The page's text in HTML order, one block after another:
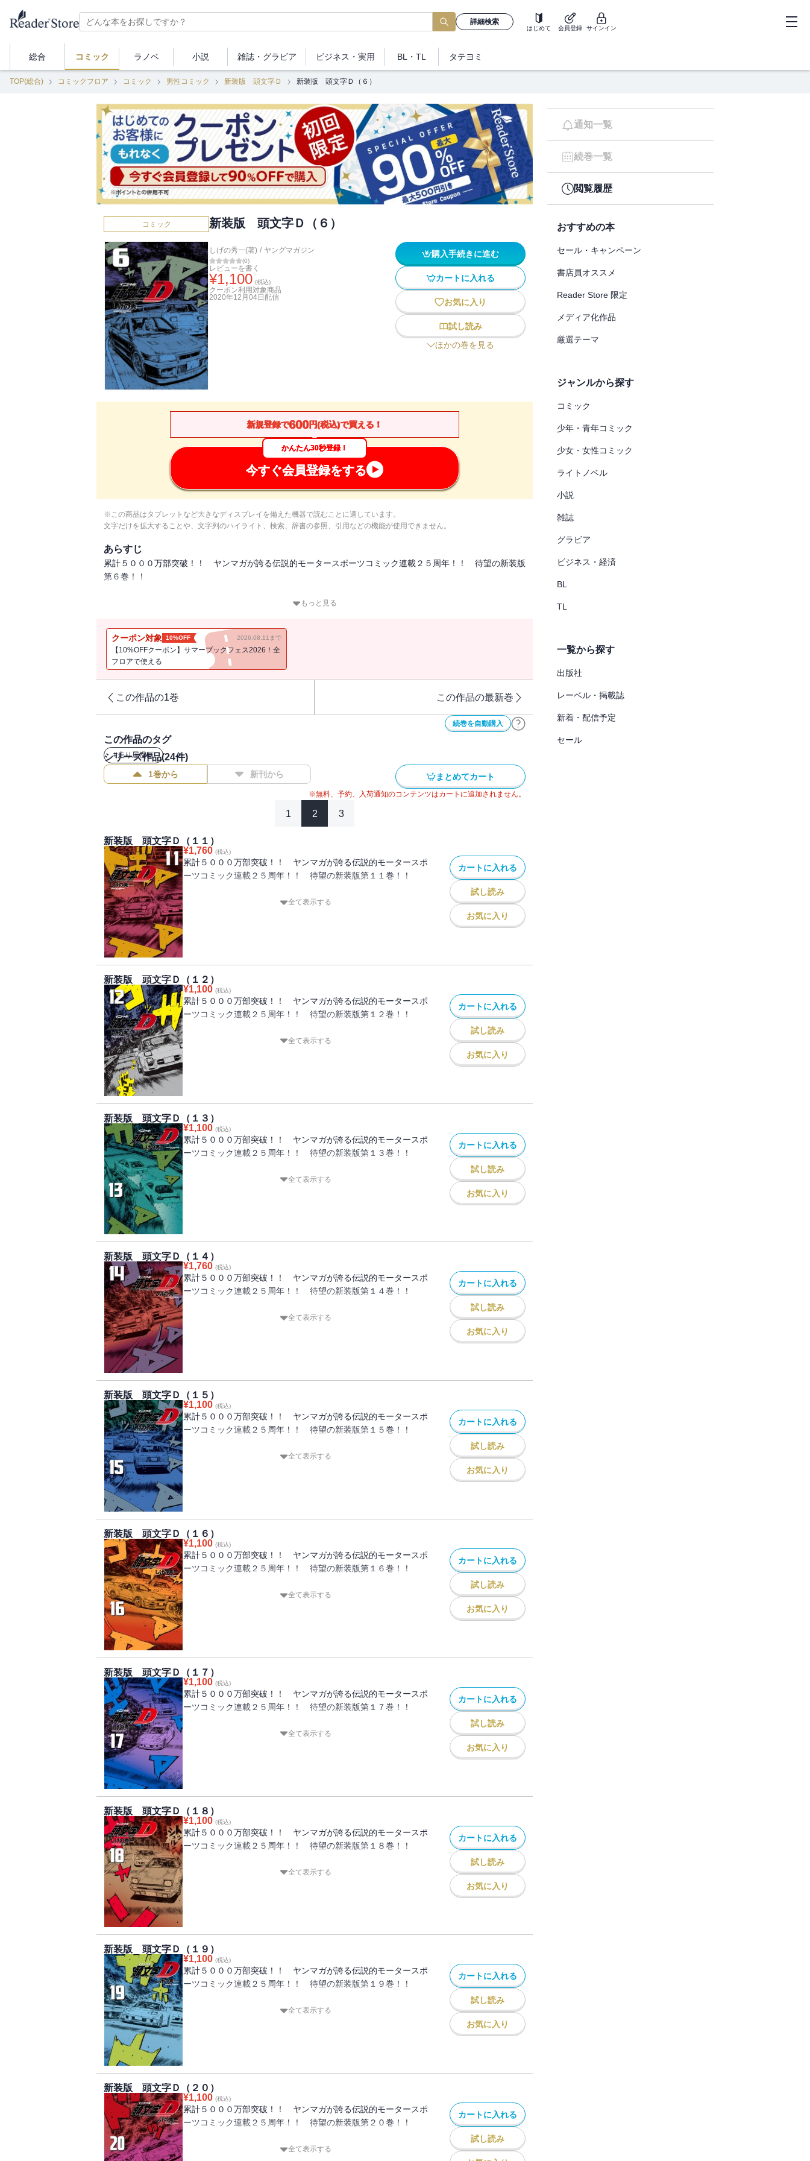
詳細検索
はじめて 会員登録 サインイン
総合 コミック ラノベ 小説 雑誌・ グラビア ビジネス ・実用 BL・TL タテヨミ
TOP(総合) コミックフロア コミック 男性コミック 新装版 頭文字Ｄ 新装版 頭文字Ｄ（６）
コミック 新装版 頭文字Ｄ（６）
しげの秀一(著) / ヤングマガジン
(0)
レビューを書く
¥1,100 (税込)
クーポン利用対象商品
2020年12月04日 配信
購入手続きに進む
カートに入れる
お気に入り
試し読み
ほかの巻を見る
新規登録で600円(税込)で買える！
かんたん30秒登録！
今すぐ会員登録をする
※この商品はタブレットなど大きなディスプレイを備えた機器で読むことに適しています。
文字だけを拡大することや、文字列のハイライト、検索、辞書の参照、引用などの機能が使用できません。
あらすじ
累計５０００万部突破！！ ヤンマガが誇る伝説的モータースポーツコミック連載２５周年！！ 待望の新装版
第６巻！！
エンペラーの須藤とのバトル中にハチロクのエンジンがツブれたことで、自責の念にかられる拓海。
ていった‥‥。
そんな中、ついに群馬エリア「最後の砦」高橋涼介ＶＳ．須藤京一のダウンヒルバトルがはじまる！！
もっと見る
クーポン対象 10%OFF 2026.08.11まで
【10%OFFクーポン】サマーブックフェス2026！全
フロアで使える
この作品の1巻 この作品の最新巻
続巻を自動購入
この作品のタグ
#走り屋漫画
シリーズ作品(24件)
1巻から 新刊から まとめてカート
※無料、予約、入荷通知のコンテンツはカートに追加されません。
1 2 3
新装版 頭文字Ｄ（１１）
¥1,760 (税込)
累計５０００万部突破！！ ヤンマガが誇る伝説的モータースポ
ーツコミック連載２５周年！！ 待望の新装版第１１巻！！
峠を知る現役プロレーサー・舘智幸とのバトルに涼介が選んだの
全て表示する
カートに入れる
試し読み
お気に入り
新装版 頭文字Ｄ（１２）
¥1,100 (税込)
累計５０００万部突破！！ ヤンマガが誇る伝説的モータースポ
ーツコミック連載２５周年！！ 待望の新装版第１２巻！！
「啓介のレベルアップが目的」と涼介が位置づける今回の遠征。
こむ啓介だが、その先には新たな扉が待っていた！
全て表示する
カートに入れる
試し読み
お気に入り
新装版 頭文字Ｄ（１３）
¥1,100 (税込)
累計５０００万部突破！！ ヤンマガが誇る伝説的モータースポ
ーツコミック連載２５周年！！ 待望の新装版第１３巻！！
プロジェクトD、埼玉遠征でようやく実現した高橋啓介VS.秋山
全て表示する
カートに入れる
試し読み
お気に入り
新装版 頭文字Ｄ（１４）
¥1,760 (税込)
累計５０００万部突破！！ ヤンマガが誇る伝説的モータースポ
ーツコミック連載２５周年！！ 待望の新装版第１４巻！！
相手側の卑劣な罠によって、走行が不可能となった啓介の
勝つためには手段を選ばない極悪非道なチームを相手に、啓介は
反撃の糸口を模索する！！
全て表示する
カートに入れる
試し読み
お気に入り
新装版 頭文字Ｄ（１５）
¥1,100 (税込)
累計５０００万部突破！！ ヤンマガが誇る伝説的モータースポ
ーツコミック連載２５周年！！ 待望の新装版第１５巻！！
拓海VS.「ゴッドアーム」城島のダウンヒルが始まった！！
た‥‥！！
全て表示する
カートに入れる
試し読み
お気に入り
新装版 頭文字Ｄ（１６）
¥1,100 (税込)
累計５０００万部突破！！ ヤンマガが誇る伝説的モータースポ
ーツコミック連載２５周年！！ 待望の新装版第１６巻！！
啓介VS.「ゴッドフット」星野のバトルは後半戦、ダウンヒルに
る！！
全て表示する
カートに入れる
試し読み
お気に入り
新装版 頭文字Ｄ（１７）
¥1,100 (税込)
累計５０００万部突破！！ ヤンマガが誇る伝説的モータースポ
ーツコミック連載２５周年！！ 待望の新装版第１７巻！！
茨城エリアを制覇したプロジェクトDが次に挑むのは、「走りの
く！！
全て表示する
カートに入れる
試し読み
お気に入り
新装版 頭文字Ｄ（１８）
¥1,100 (税込)
累計５０００万部突破！！ ヤンマガが誇る伝説的モータースポ
ーツコミック連載２５周年！！ 待望の新装版第１８巻！！
中盤に差し掛かった拓海vs.大宮のダウンヒルバトル！ 超本気
全て表示する
カートに入れる
試し読み
お気に入り
新装版 頭文字Ｄ（１９）
¥1,100 (税込)
累計５０００万部突破！！ ヤンマガが誇る伝説的モータースポ
ーツコミック連載２５周年！！ 待望の新装版第１９巻！！
「常識だけでは説明できない藤原ゾーン」 涼介がそう語るのを
拓海vs.カイ！ 限界を超えて爆走する２台は今、鉄の塊となっ
て落下する！！ 神奈川エリア第２ラウンド・白熱のダウンヒル
戦、決着！！
全て表示する
カートに入れる
試し読み
お気に入り
新装版 頭文字Ｄ（２０）
¥1,100 (税込)
累計５０００万部突破！！ ヤンマガが誇る伝説的モータースポ
ーツコミック連載２５周年！！ 待望の新装版第２０巻！！
熱に浮かされた神奈川エリア！！ バトルはいよいよ第３ラウン
全て表示する
カートに入れる
試し読み
通知一覧
続巻一覧
閲覧履歴
おすすめの本
セール・キャンペーン
書店員オススメ
Reader Store 限定
メディア化作品
厳選テーマ
ジャンルから探す
コミック
少年・青年コミック
少女・女性コミック
ライトノベル
小説
雑誌
グラビア
ビジネス・経済
BL
TL
一覧から探す
出版社
レーベル・掲載誌
新着・配信予定
セール